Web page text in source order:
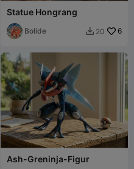
Statue Hongrang
Bolide  20 6
Ash-Greninja-Figur